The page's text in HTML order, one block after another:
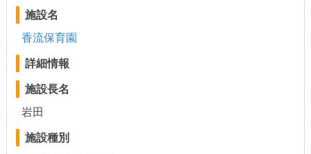
施設名
香流保育園
詳細情報
施設長名
岩田
施設種別